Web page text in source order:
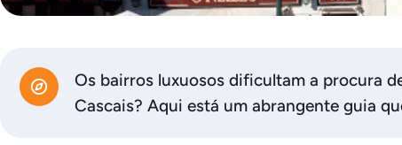
Os bairros luxuosos dificultam a procura
Cascais? Aqui está um abrangente guia